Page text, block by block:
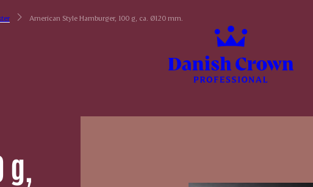
American Style Hamburger, 100 g, ca. Ø120 mm.
g,